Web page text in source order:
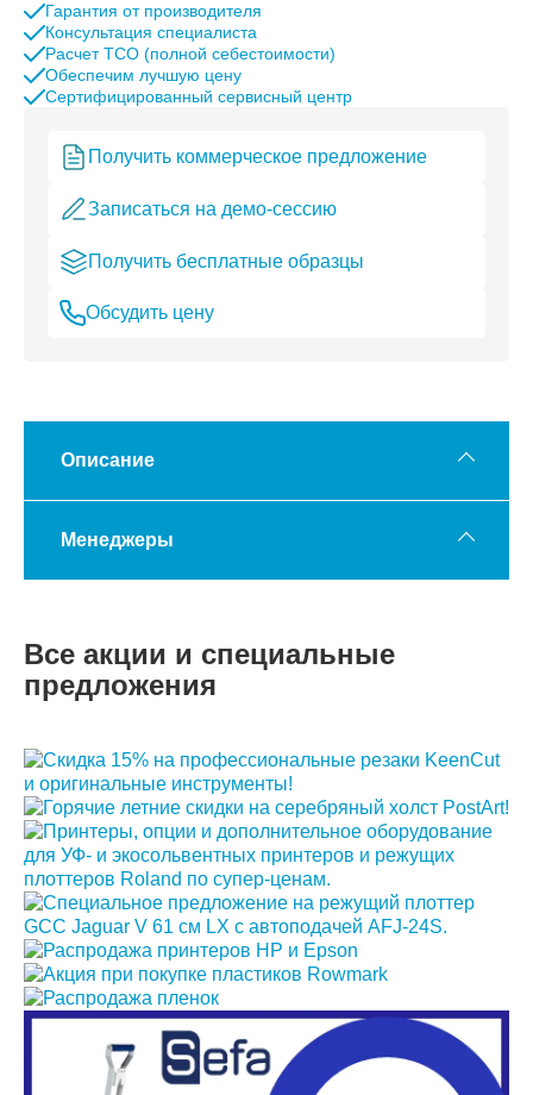
Гарантия от производителя
Консультация специалиста
Расчет TCO (полной себестоимости)
Обеспечим лучшую цену
Сертифицированный сервисный центр
Получить коммерческое предложение
Записаться на демо-сессию
Получить бесплатные образцы
Обсудить цену
Описание
Менеджеры
Все акции и специальные
предложения